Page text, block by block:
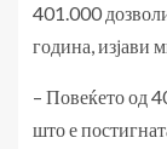
401.000
година, изјави
– Повеќето од
што е